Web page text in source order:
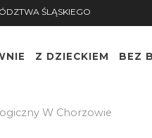
ŚLĄSKIEGO
Z DZIECKIEM BEZ
W Chorzowie